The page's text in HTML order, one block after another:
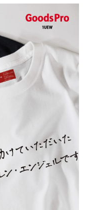
金額
計金額 ¥0 （税込）
る
）当社の取り扱
デザインテン
で、ご購入後マ
ウンロードし
イズで製作する
上がりサイズ
ラス10ｍｍ）
重要な情報な
から四辺内側に
ザイン校正して
てのぼり旗を
ンを応用して自
！などのデザ
たちの団体の
入するなどの
客様の任意の
などを埋め込
ご希望の店舗
のデザイナー
体などのご指
ジに最適のフ
所の風向きを
いるよりも右
思うかもしれ
を決めてから
ザインをする
ん。デザイン
の好みもあり
）ができる限
も正像でみら
思いますので
しれません。
トをする際の都合
ましてはｍｍ単
サイズも多少の
があります。
トをする際の都合
ましてはｍｍ単
サイズも多少の
があります。
いこみポール
自体を包み込
インがより目
も適合する加
どに開けた穴
ングです。壁
風で倒れること
いこみポール
自体を包み込
インがより目
も適合する加
どに開けた穴
ングです。壁
風で倒れること
を折り返し、縫
工をすることで
し加工されま
てしまうこと
で付いてきます。
ジといわれる
生地を使用し
れる生地で
インクが浸透
1本（2分割）
［ +33円 ］
2本（3分割）
［ +66円 ］
［ +99円 ］
4本（5分割）